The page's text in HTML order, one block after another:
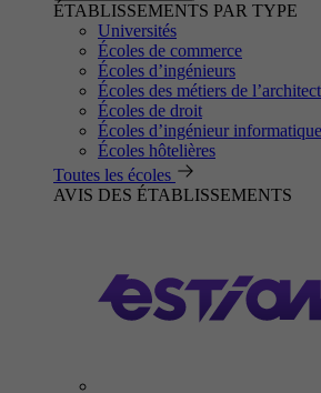
ÉTABLISSEMENTS PAR TYPE
Universités
Écoles de commerce
Écoles d’ingénieurs
Écoles des métiers de
Écoles de droit
Écoles d’ingénieur informatique
Écoles hôtelières
Toutes les écoles
AVIS DES ÉTABLISSEMENTS